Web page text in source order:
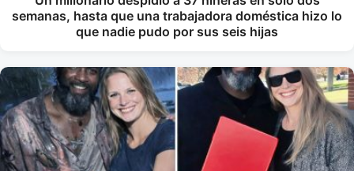
semanas, hasta que una trabajadora doméstica hizo lo
que nadie pudo por sus seis hijas